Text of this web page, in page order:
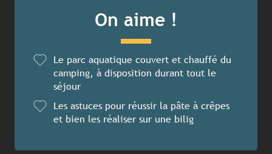
On aime !
Le parc aquatique couvert et chauffé du
camping, à disposition durant tout le
séjour
Les astuces pour réussir la pâte à crêpes
et bien les réaliser sur une bilig